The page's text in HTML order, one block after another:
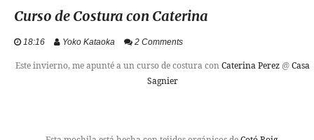
ACERCA
Curso de Costura con Caterina
18:16 Yoko Kataoka 2 Comments
Este invierno, me apunté a un curso de costura conCaterina Perez@Casa
Sagnier